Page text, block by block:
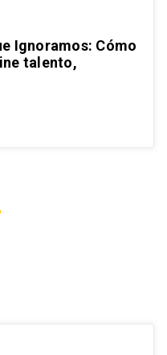
Ignoramos: Cómo
talento,